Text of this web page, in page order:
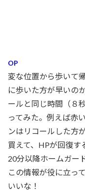
OP
変な位置から歩いて
に歩いた方が早いの
ールと同じ時間（８
ってみた。例えば赤
ンはリコールした方
買えて、HPが回復す
20分以降ホームガー
この情報が役に立っ
いいな！